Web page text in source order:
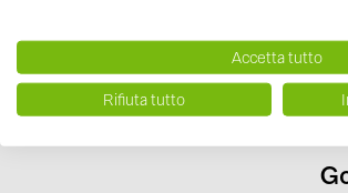
Accetta tutto
Rifiuta tutto